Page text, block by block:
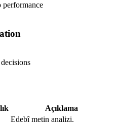
performance
Açıklama
Edebî metin analizi.